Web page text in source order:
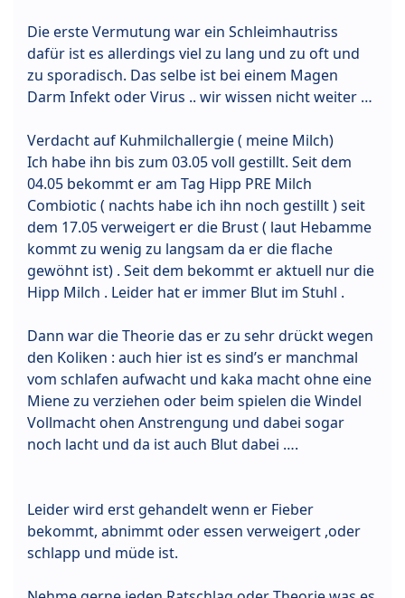
Die erste Vermutung war ein Schleimhautriss
dafür ist es allerdings viel zu lang und zu oft und
zu sporadisch. Das selbe ist bei einem Magen
Darm Infekt oder Virus .. wir wissen nicht weiter …
Verdacht auf Kuhmilchallergie ( meine Milch)
Ich habe ihn bis zum 03.05 voll gestillt. Seit dem
04.05 bekommt er am Tag Hipp PRE Milch
Combiotic ( nachts habe ich ihn noch gestillt ) seit
dem 17.05 verweigert er die Brust ( laut Hebamme
kommt zu wenig zu langsam da er die flache
gewöhnt ist) . Seit dem bekommt er aktuell nur die
Hipp Milch . Leider hat er immer Blut im Stuhl .
Dann war die Theorie das er zu sehr drückt wegen
den Koliken : auch hier ist es sind’s er manchmal
vom schlafen aufwacht und kaka macht ohne eine
Miene zu verziehen oder beim spielen die Windel
Vollmacht ohen Anstrengung und dabei sogar
noch lacht und da ist auch Blut dabei ….
Leider wird erst gehandelt wenn er Fieber
bekommt, abnimmt oder essen verweigert ,oder
schlapp und müde ist.